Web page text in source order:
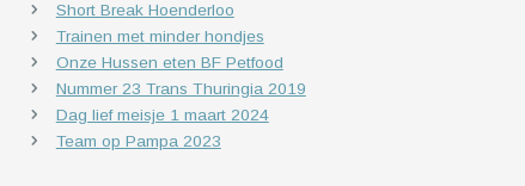
Short Break Hoenderloo
Trainen met minder hondjes
Onze Hussen eten BF Petfood
Nummer 23 Trans Thuringia 2019
Dag lief meisje 1 maart 2024
Team op Pampa 2023